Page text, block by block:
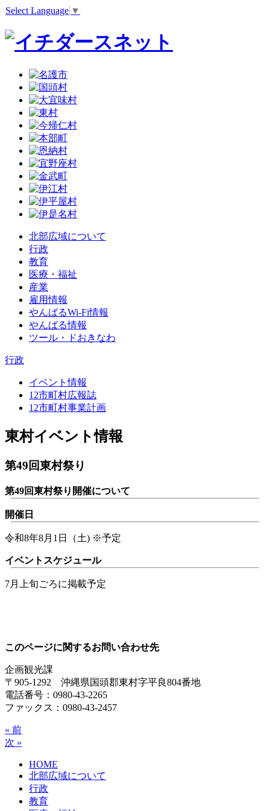
Select Language ▼
北部広域について
行政
教育
医療・福祉
産業
雇用情報
やんばるWi-Fi情報
やんばる情報
ツール・ドおきなわ
行政
イベント情報
12市町村広報誌
12市町村事業計画
東村イベント情報
第49回東村祭り
第49回東村祭り開催について
開催日
令和8年8月1日（土) ※予定
イベントスケジュール
7月上旬ごろに掲載予定
このページに関するお問い合わせ先
企画観光課
〒905-1292 沖縄県国頭郡東村字平良804番地
電話番号：0980-43-2265
ファックス：0980-43-2457
« 前
次 »
HOME
北部広域について
行政
教育